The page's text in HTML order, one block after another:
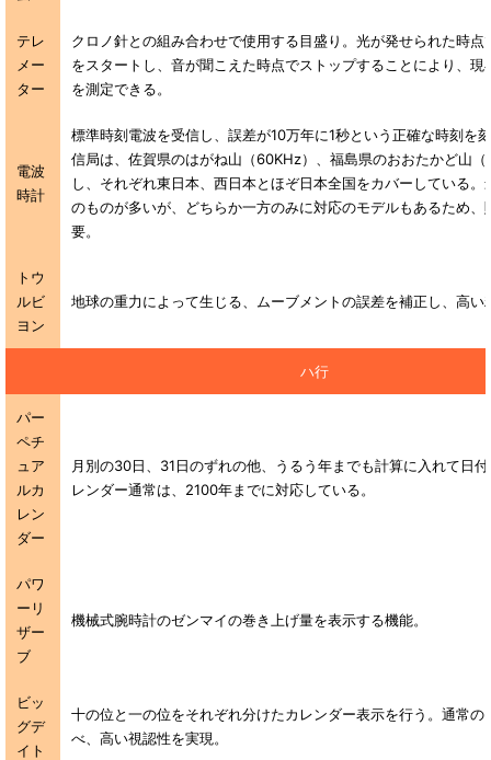
テレ
メー
ター
クロノ針との組み合わせで使用する目盛り。光が発せられた時点
をスタートし、音が聞こえた時点でストップすることにより、現
を測定できる。
電波
時計
標準時刻電波を受信し、誤差が10万年に1秒という正確な時刻を
信局は、佐賀県のはがね山（60KHz）、福島県のおおたかど山
し、それぞれ東日本、西日本とほぞ日本全国をカバーしている。
のものが多いが、どちらか一方のみに対応のモデルもあるため、
要。
トウ
ルビ
ヨン
地球の重力によって生じる、ムーブメントの誤差を補正し、高い
ハ行
パー
ペチ
ュア
ルカ
レン
ダー
月別の30日、31日のずれの他、うるう年までも計算に入れて日
レンダー通常は、2100年までに対応している。
パワ
ーリ
ザー
ブ
機械式腕時計のゼンマイの巻き上げ量を表示する機能。
ビッ
グデ
イト
十の位と一の位をそれぞれ分けたカレンダー表示を行う。通常の
べ、高い視認性を実現。